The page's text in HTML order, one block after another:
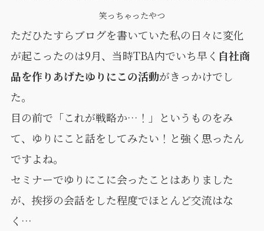
笑っちゃったやつ
ただひたすらブログを書いていた私の日々に変化
が起こったのは9月、当時TBA内でいち早く 自社商
品を作りあげたゆりにこの活動がきっかけでし
た。
目の前で「これが戦略か…！」というものをみ
て、ゆりにこと話をしてみたい！と強く思ったん
ですよね。
セミナーでゆりにこに会ったことはありました
が、挨拶の会話をした程度でほとんど交流はな
く…